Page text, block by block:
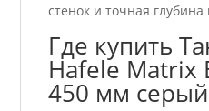
стенок и точная глубина
Где купить
Hafele Matrix
450 мм серый